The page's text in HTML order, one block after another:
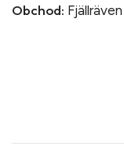
Obchod: Fjällräven